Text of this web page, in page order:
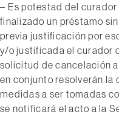
– Es potestad del
finalizado un préstamo
previa justificación por
y/o justificada el curador
solicitud de cancelación
en conjunto resolverán la
medidas a ser tomadas
se notificará el acto a la